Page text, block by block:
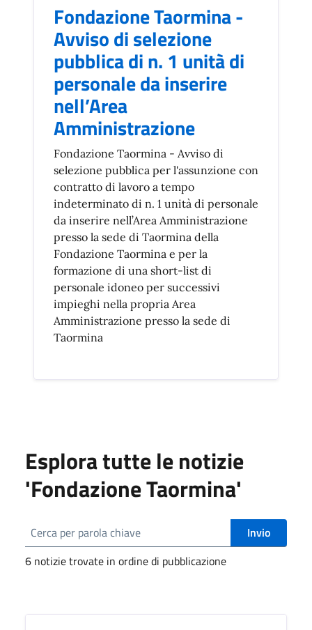
Fondazione Taormina -
Avviso di selezione
pubblica di n. 1 unità di
personale da inserire
nell’Area
Amministrazione
Fondazione Taormina - Avviso di
selezione pubblica per l'assunzione con
contratto di lavoro a tempo
indeterminato di n. 1 unità di personale
da inserire nell’Area Amministrazione
presso la sede di Taormina della
Fondazione Taormina e per la
formazione di una short-list di
personale idoneo per successivi
impieghi nella propria Area
Amministrazione presso la sede di
Taormina
Esplora tutte le notizie
'Fondazione Taormina'
Invio
6 notizie trovate in ordine di pubblicazione